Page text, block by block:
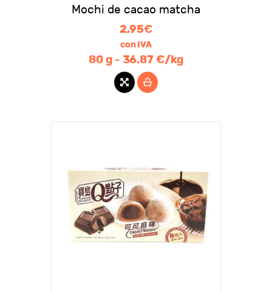
Mochi de cacao matcha
2,95€
con IVA
80 g - 36.87 €/kg